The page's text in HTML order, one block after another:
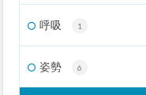
呼吸 1
姿勢 6